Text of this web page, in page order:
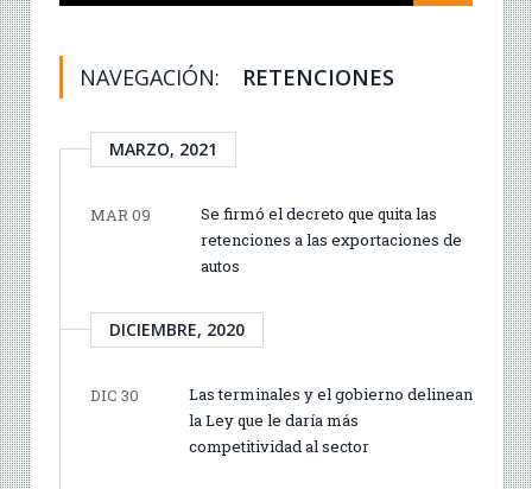
NAVEGACIÓN: RETENCIONES
MARZO, 2021
MAR 09
Se firmó el decreto que quita las
retenciones a las exportaciones de
autos
DICIEMBRE, 2020
DIC 30
Las terminales y el gobierno delinean
la Ley que le daría más
competitividad al sector